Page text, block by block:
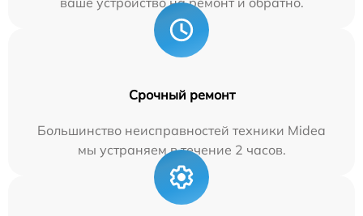
Срочный ремонт
Большинство неисправностей техники Midea
мы устраняем в течение 2 часов.